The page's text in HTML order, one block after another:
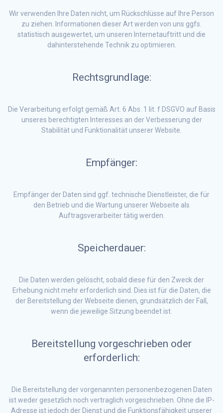
Wir verwenden Ihre Daten nicht, um Rückschlüsse auf Ihre Person
zu ziehen. Informationen dieser Art werden von uns ggfs.
statistisch ausgewertet, um unseren Internetauftritt und die
dahinterstehende Technik zu optimieren.
Rechtsgrundlage:
Die Verarbeitung erfolgt gemäß Art. 6 Abs. 1 lit. f DSGVO auf Basis
unseres berechtigten Interesses an der Verbesserung der
Stabilität und Funktionalität unserer Website.
Empfänger:
Empfänger der Daten sind ggf. technische Dienstleister, die für
den Betrieb und die Wartung unserer Webseite als
Auftragsverarbeiter tätig werden.
Speicherdauer:
Die Daten werden gelöscht, sobald diese für den Zweck der
Erhebung nicht mehr erforderlich sind. Dies ist für die Daten, die
der Bereitstellung der Webseite dienen, grundsätzlich der Fall,
wenn die jeweilige Sitzung beendet ist.
Bereitstellung vorgeschrieben oder
erforderlich:
Die Bereitstellung der vorgenannten personenbezogenen Daten
ist weder gesetzlich noch vertraglich vorgeschrieben. Ohne die IP-
Adresse ist jedoch der Dienst und die Funktionsfähigkeit unserer